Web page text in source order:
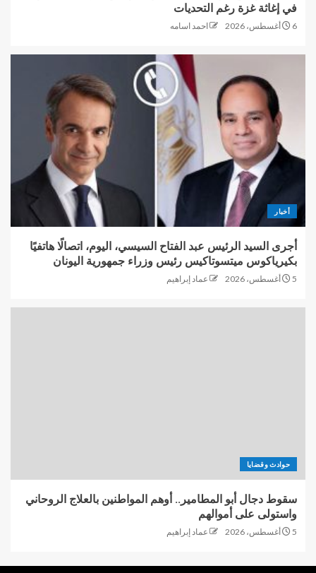
في إغاثة غزة رغم التحديات
6 أغسطس، 2026 احمد اسامه
أخبار
أجرى السيد الرئيس عبد الفتاح السيسي، اليوم، اتصالًا هاتفيًا
بكيرياكوس ميتسوتاكيس رئيس وزراء جمهورية اليونان
5 أغسطس، 2026 عماد إبراهيم
حوادث وقضايا
سقوط دجال أبو المطامير.. أوهم المواطنين بالعلاج الروحاني
واستولى على أموالهم
5 أغسطس، 2026 عماد إبراهيم